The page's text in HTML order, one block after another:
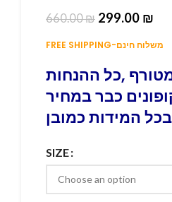
660.00₪ 299.00 ₪
FREE SHIPPING-משלוח חינם
,כל ההנחות
כבר במחיר
המידות כמובן
SIZE